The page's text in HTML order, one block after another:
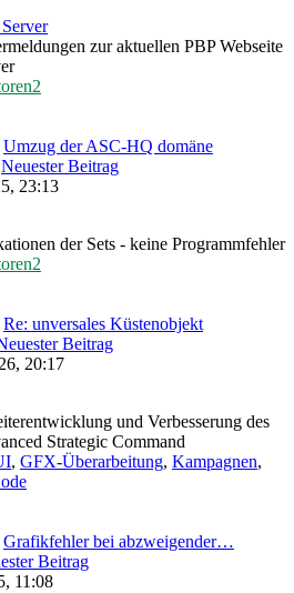
zur aktuellen PBP Webseite
Umzug der ASC-HQ domäne
Neuester Beitrag
23:13
der Sets - keine Programmfehler
Re: unversales Küstenobjekt
Beitrag
20:17
und Verbesserung des
Strategic Command
, GFX-Überarbeitung, Kampagnen,
Grafikfehler bei abzweigender…
Beitrag
11:08